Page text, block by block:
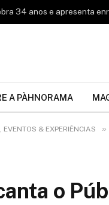
A PÀHNORAMA
& EXPERIÊNCIAS »
o